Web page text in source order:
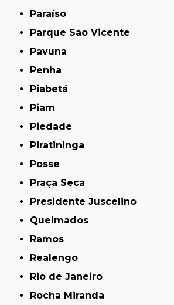
Paraíso
Parque São Vicente
Pavuna
Penha
Piabetá
Piam
Piedade
Piratininga
Posse
Praça Seca
Presidente Juscelino
Queimados
Ramos
Realengo
Rio de Janeiro
Rocha Miranda